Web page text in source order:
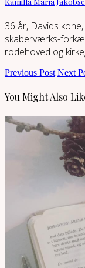
36 år, Davids
skaberværks-
rodehoved og
Previous Post Next
You Might Also